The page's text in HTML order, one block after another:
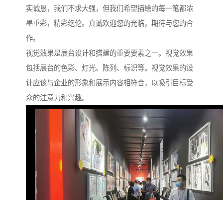
实诚恳，我们不求大强，但我们希望描绘的每一笔都浓
墨重彩，精彩绝伦。真诚欢迎您的光临，期待与您的合
作。
视觉效果是展台设计和搭建的重要要素之一。视觉效果
包括展台的色彩、灯光、陈列、标识等。视觉效果的设
计应该与企业的形象和展示内容相符合，以吸引目标受
众的注意力和兴趣。